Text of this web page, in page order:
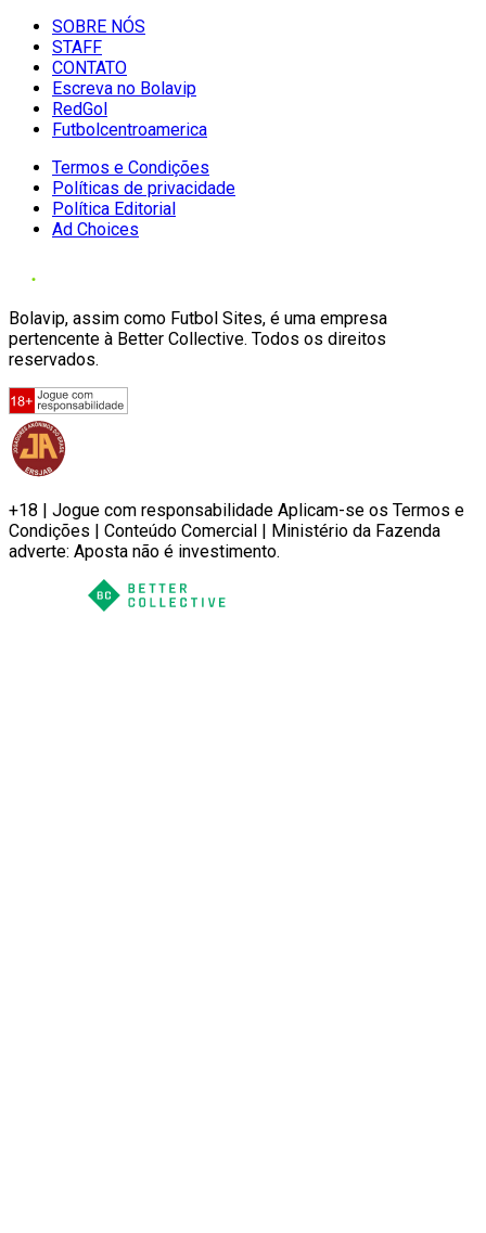
SOBRE NÓS
STAFF
CONTATO
Escreva no Bolavip
RedGol
Futbolcentroamerica
Termos e Condições
Políticas de privacidade
Política Editorial
Ad Choices
Bolavip, assim como Futbol Sites, é uma empresa
pertencente à Better Collective. Todos os direitos
reservados.
+18 | Jogue com responsabilidade Aplicam-se os Termos e
Condições | Conteúdo Comercial | Ministério da Fazenda
adverte: Aposta não é investimento.